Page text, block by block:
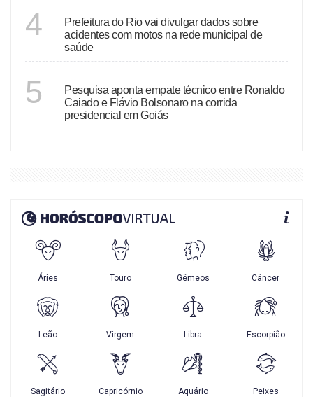
4
Prefeitura do Rio vai divulgar dados sobre
acidentes com motos na rede municipal de
saúde
5
Pesquisa aponta empate técnico entre Ronaldo
Caiado e Flávio Bolsonaro na corrida
presidencial em Goiás